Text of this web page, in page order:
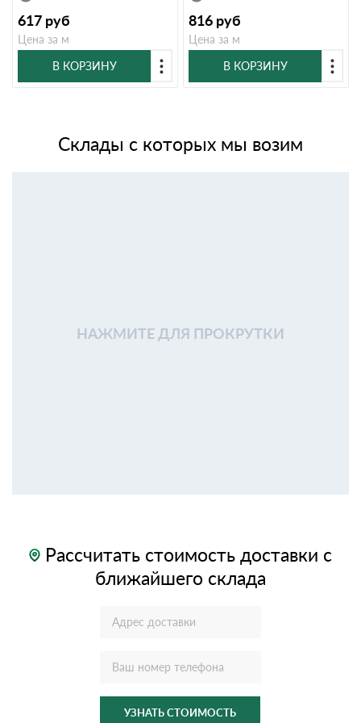
617 руб
Цена за м
В КОРЗИНУ
816 руб
Цена за м
В КОРЗИНУ
Склады с которых мы возим
НАЖМИТЕ ДЛЯ ПРОКРУТКИ
Рассчитать стоимость доставки с
ближайшего склада
УЗНАТЬ СТОИМОСТЬ